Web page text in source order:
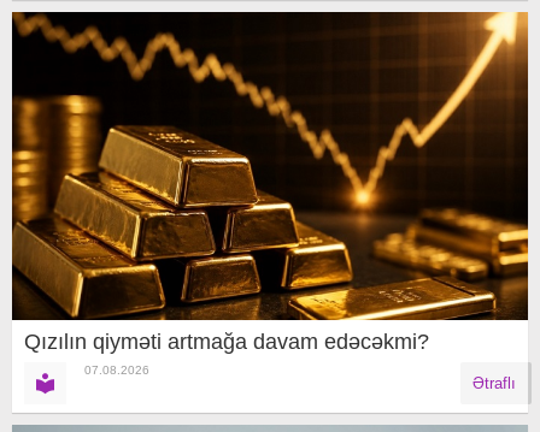
Qızılın qiyməti artmağa davam edəcəkmi?
07.08.2026
Ətraflı